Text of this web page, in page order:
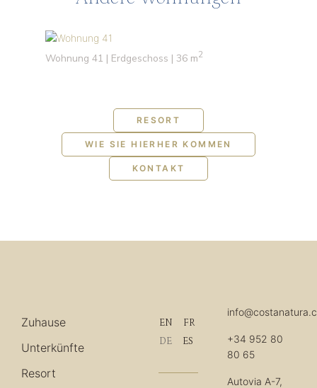
Wohnung 41 | Erdgeschoss | 36 m2
RESORT
WIE SIE HIERHER KOMMEN
KONTAKT
Zuhause
Unterkünfte
Resort
EN
FR
DE
ES
+34 952 80
80 65
Autovia A-7,